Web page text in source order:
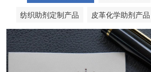
纺织助剂定制产品 皮革化学助剂产品